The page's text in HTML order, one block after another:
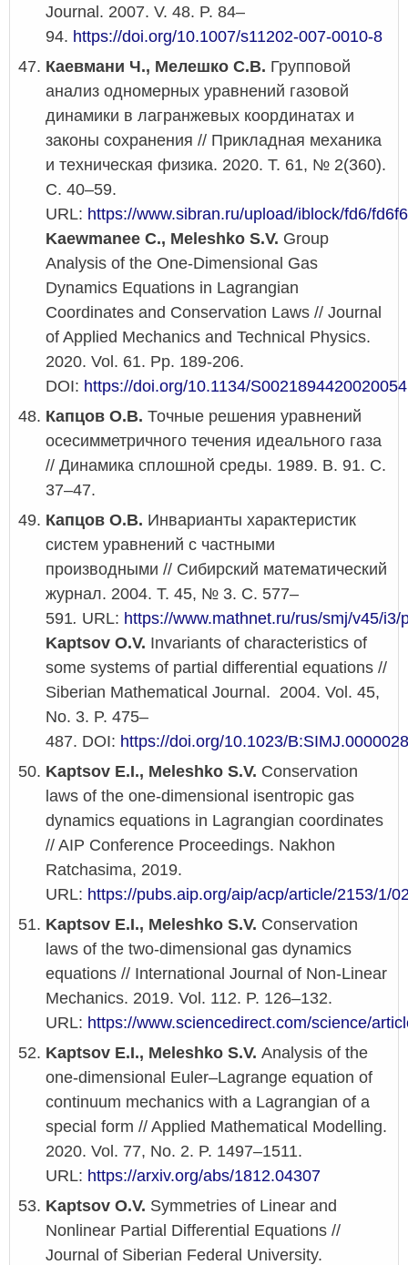
Journal. 2007. V. 48. P. 84–
94. https://doi.org/10.1007/s11202-007-0010-8
Каевмани Ч., Мелешко С.В. Групповой
анализ одномерных уравнений газовой
динамики в лагранжевых координатах и
законы сохранения // Прикладная механика
и техническая физика. 2020. Т. 61, № 2(360).
С. 40–59.
URL: https://www.sibran.ru/upload/iblock/fd6/
Kaewmanee C., Meleshko S.V. Group
Analysis of the One-Dimensional Gas
Dynamics Equations in Lagrangian
Coordinates and Conservation Laws // Journal
of Applied Mechanics and Technical Physics.
2020. Vol. 61. Pp. 189-206.
DOI: https://doi.org/10.1134/S0021894420020054
Капцов О.В. Точные решения уравнений
осесимметричного течения идеального газа
// Динамика сплошной среды. 1989. В. 91. С.
37–47.
Капцов О.В. Инварианты характеристик
систем уравнений с частными
производными // Сибирский математический
журнал. 2004. Т. 45, № 3. С. 577–
591. URL: https://www.mathnet.ru/rus/smj/v45/i3/
Kaptsov O.V. Invariants of characteristics of
some systems of partial differential equations //
Siberian Mathematical Journal. 2004. Vol. 45,
No. 3. P. 475–
487. DOI: https://doi.org/10.1023/
Kaptsov E.I., Meleshko S.V. Conservation
laws of the one-dimensional isentropic gas
dynamics equations in Lagrangian coordinates
// AIP Conference Proceedings. Nakhon
Ratchasima, 2019.
URL: https://pubs.aip.org/aip/acp/article/2153/1/
Kaptsov E.I., Meleshko S.V. Conservation
laws of the two-dimensional gas dynamics
equations // International Journal of Non-Linear
Mechanics. 2019. Vol. 112. P. 126–132.
URL: https://www.sciencedirect.com/science/
Kaptsov E.I., Meleshko S.V. Analysis of the
one-dimensional Euler–Lagrange equation of
continuum mechanics with a Lagrangian of a
special form // Applied Mathematical Modelling.
2020. Vol. 77, No. 2. P. 1497–1511.
URL: https://arxiv.org/abs/1812.04307
Kaptsov O.V. Symmetries of Linear and
Nonlinear Partial Differential Equations //
Journal of Siberian Federal University.